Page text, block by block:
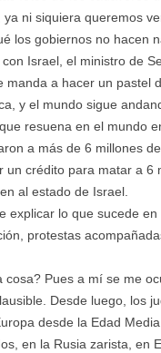
ni siquiera queremos
los gobiernos no hacen
Israel, el ministro de
manda a hacer un pastel
y el mundo sigue
resuena en el mundo
a más de 6 millones
un crédito para matar a 6
al estado de Israel.
explicar lo que sucede
protestas
cosa? Pues a mí se me
Desde luego, los
desde la Edad
en la Rusia zarista, en